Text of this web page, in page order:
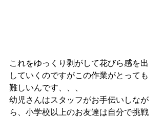
これをゆっくり剥がして花びら感を出
していくのですがこの作業がとっても
難しいんです、、、
幼児さんはスタッフがお手伝いしなが
ら、小学校以上のお友達は自分で挑戦